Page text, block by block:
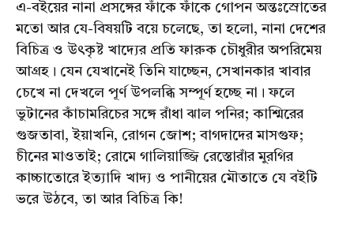
এ-বইয়ের নানা প্রসঙ্গের ফাঁকে ফাঁকে গোপন অন্তঃস্রোতের
মতো আর যে-বিষয়টি বয়ে চলেছে, তা হলো, নানা দেশের
বিচিত্র ও উৎকৃষ্ট খাদ্যের প্রতি ফারুক চৌধুরীর অপরিমেয়
আগ্রহ। যেন যেখানেই তিনি যাচ্ছেন, সেখানকার খাবার
চেখে না দেখলে পূর্ণ উপলব্ধি সম্পূর্ণ হচ্ছে না। ফলে
ভুটানের কাঁচামরিচের সঙ্গে রাঁধা ঝাল পনির; কাশ্মিরের
গুজতাবা, ইয়াখনি, রোগন জোশ; বাগদাদের মাসগুফ;
চীনের মাওতাই; রোমে গালিয়াজ্জি রেস্তোরাঁর মুরগির
কাচ্চাতোরে ইত্যাদি খাদ্য ও পানীয়ের মৌতাতে যে বইটি
ভরে উঠবে, তা আর বিচিত্র কি!